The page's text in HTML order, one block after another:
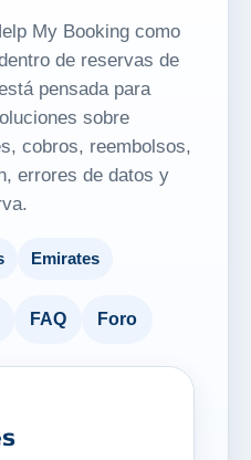
My Booking como
de reservas de
pensada para
sobre
cobros, reembolsos,
errores de datos y
Emirates
FAQ Foro